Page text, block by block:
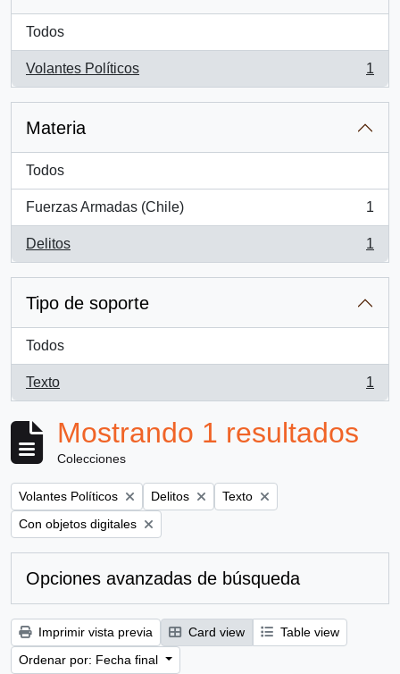
Todos
Volantes Políticos
, 1 resultados
1
Materia
Todos
Fuerzas Armadas (Chile)
, 1 resultados
1
Delitos
, 1 resultados
1
Tipo de soporte
Todos
Texto
, 1 resultados
1
Mostrando 1 resultados
Colecciones
Remove filter:
Volantes Políticos Remove filter:
Delitos Remove filter:
Texto
Remove filter:
Con objetos digitales
Opciones avanzadas de búsqueda
Imprimir vista previa Card view
Table view
Ordenar por: Fecha final